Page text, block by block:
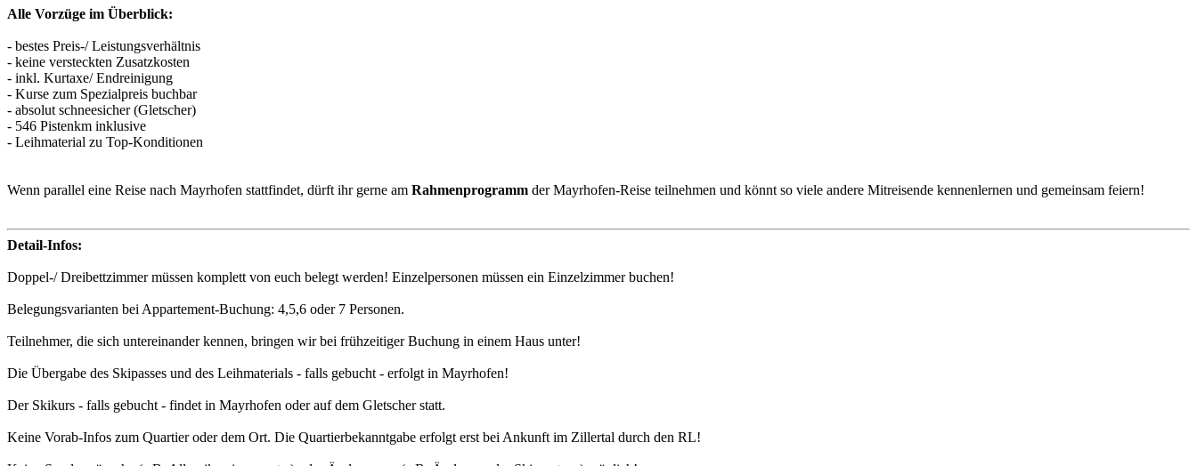
Alle Vorzüge im Überblick:
- bestes Preis-/ Leistungsverhältnis
- keine versteckten Zusatzkosten
- inkl. Kurtaxe/ Endreinigung
- Kurse zum Spezialpreis buchbar
- absolut schneesicher (Gletscher)
- 546 Pistenkm inklusive
- Leihmaterial zu Top-Konditionen
Wenn parallel eine Reise nach Mayrhofen stattfindet, dürft ihr gerne am Rahmenprogramm der Mayrhofen-Reise teilnehmen und könnt so viele andere Mitreisende kennenlernen und gemeinsam feiern!
Detail-Infos:
Doppel-/ Dreibettzimmer müssen komplett von euch belegt werden! Einzelpersonen müssen ein Einzelzimmer buchen!
Belegungsvarianten bei Appartement-Buchung: 4,5,6 oder 7 Personen.
Teilnehmer, die sich untereinander kennen, bringen wir bei frühzeitiger Buchung in einem Haus unter!
Die Übergabe des Skipasses und des Leihmaterials - falls gebucht - erfolgt in Mayrhofen!
Der Skikurs - falls gebucht - findet in Mayrhofen oder auf dem Gletscher statt.
Keine Vorab-Infos zum Quartier oder dem Ort. Die Quartierbekanntgabe erfolgt erst bei Ankunft im Zillertal durch den RL!